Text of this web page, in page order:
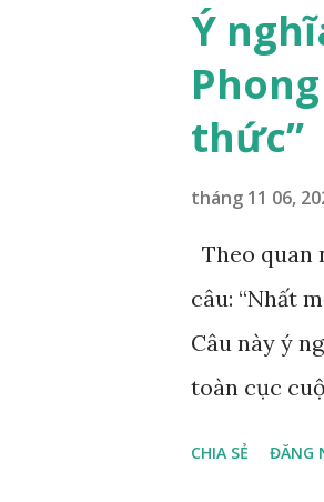
Ý
thức”
tháng 11 06,
Theo quan
câu: “Nhất
Câu này ý
toàn cục
CHIA SẺ ĐĂNG